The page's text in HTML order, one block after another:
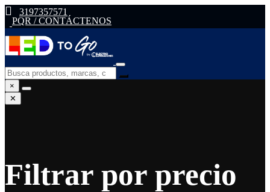
3197357571
PQR / CONTÁCTENOS
×
✕
Filtrar por precio